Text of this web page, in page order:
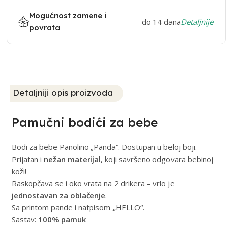
Mogućnost zamene i
povrata
do 14 danaDetaljnije
Detaljniji opis proizvoda
Pamučni bodići za bebe
Bodi za bebe Panolino „Panda“. Dostupan u beloj boji.
Prijatan i nežan materijal, koji savršeno odgovara bebinoj
koži!
Raskopčava se i oko vrata na 2 drikera – vrlo je
jednostavan za oblačenje.
Sa printom pande i natpisom „HELLO“.
Sastav: 100% pamuk